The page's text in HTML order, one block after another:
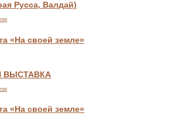
Русса, Валдай)
«На своей земле»
ВЫСТАВКА
«На своей земле»